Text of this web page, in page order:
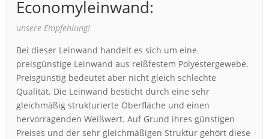
Economyleinwand:
unsere Empfehlung!
Bei dieser Leinwand handelt es sich um eine
preisgünstige Leinwand aus reißfestem Polyestergewebe.
Preisgünstig bedeutet aber nicht gleich schlechte
Qualität. Die Leinwand besticht durch eine sehr
gleichmäßig strukturierte Oberfläche und einen
hervorragenden Weißwert. Auf Grund ihres günstigen
Preises und der sehr gleichmäßigen Struktur gehört diese